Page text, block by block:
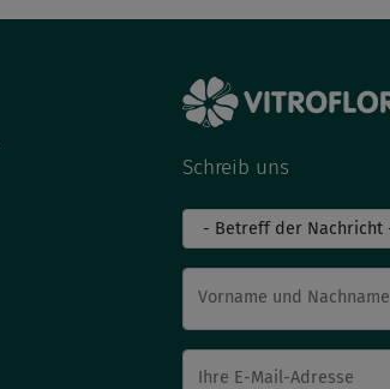
Schreib uns
Vorname und Nachname
Ihre E-Mail-Adresse